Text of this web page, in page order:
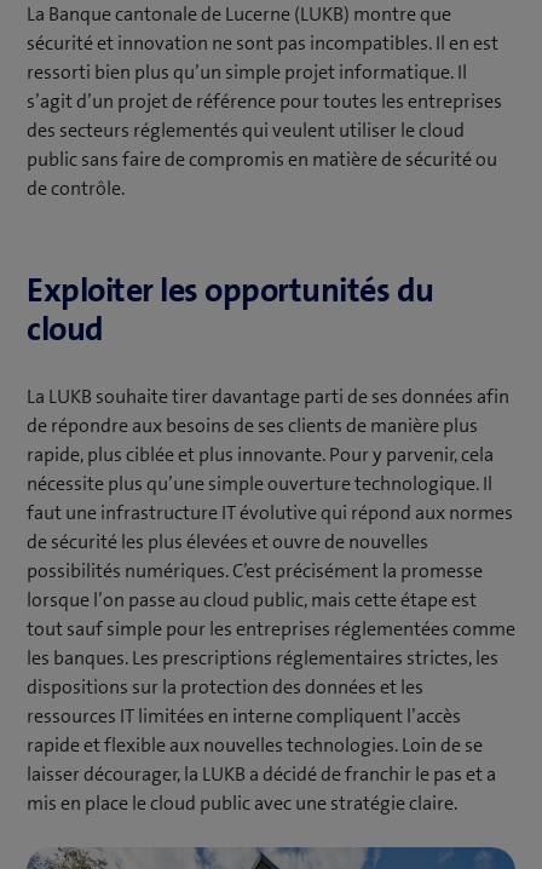
La Banque cantonale de Lucerne (LUKB) montre que
sécurité et innovation ne sont pas incompatibles. Il en est
ressorti bien plus qu’un simple projet informatique. Il
s’agit d’un projet de référence pour toutes les entreprises
des secteurs réglementés qui veulent utiliser le cloud
public sans faire de compromis en matière de sécurité ou
de contrôle.
Exploiter les opportunités du
cloud
La LUKB souhaite tirer davantage parti de ses données afin
de répondre aux besoins de ses clients de manière plus
rapide, plus ciblée et plus innovante. Pour y parvenir, cela
nécessite plus qu’une simple ouverture technologique. Il
faut une infrastructure IT évolutive qui répond aux normes
de sécurité les plus élevées et ouvre de nouvelles
possibilités numériques. C’est précisément la promesse
lorsque l’on passe au cloud public, mais cette étape est
tout sauf simple pour les entreprises réglementées comme
les banques. Les prescriptions réglementaires strictes, les
dispositions sur la protection des données et les
ressources IT limitées en interne compliquent l’accès
rapide et flexible aux nouvelles technologies. Loin de se
laisser décourager, la LUKB a décidé de franchir le pas et a
mis en place le cloud public avec une stratégie claire.